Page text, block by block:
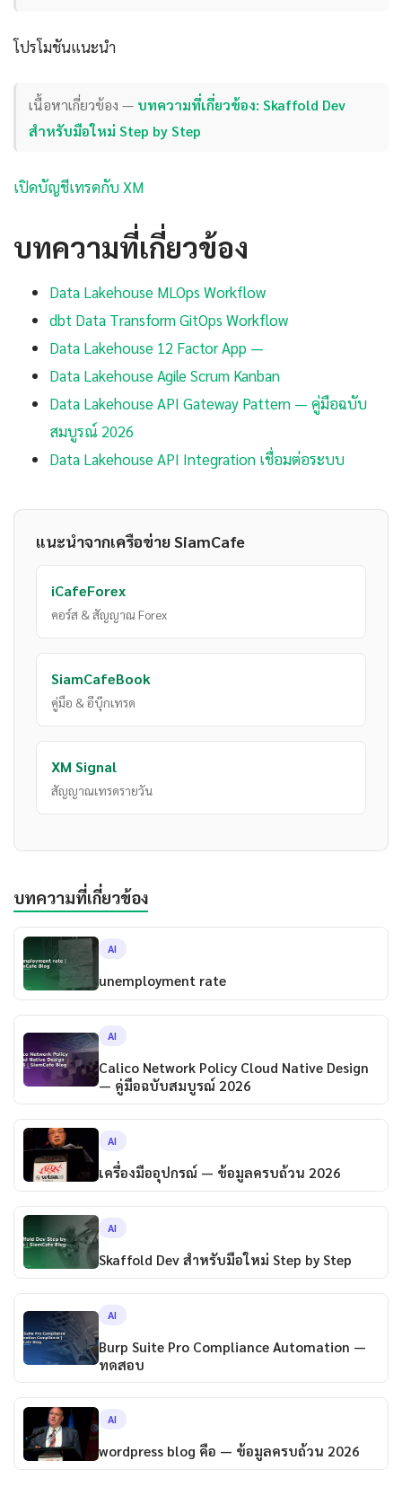
โปรโมชันแนะนำ
เนื้อหาเกี่ยวข้อง — บทความที่เกี่ยวข้อง: Skaffold Dev
สำหรับมือใหม่ Step by Step
เปิดบัญชีเทรดกับ XM
บทความที่เกี่ยวข้อง
Data Lakehouse MLOps Workflow
dbt Data Transform GitOps Workflow
Data Lakehouse 12 Factor App —
Data Lakehouse Agile Scrum Kanban
Data Lakehouse API Gateway Pattern — คู่มือฉบับ
สมบูรณ์ 2026
Data Lakehouse API Integration เชื่อมต่อระบบ
แนะนำจากเครือข่าย SiamCafe
iCafeForex
คอร์ส & สัญญาณ Forex
SiamCafeBook
คู่มือ & อีบุ๊กเทรด
XM Signal
สัญญาณเทรดรายวัน
บทความที่เกี่ยวข้อง
AI
unemployment rate
AI
Calico Network Policy Cloud Native Design
— คู่มือฉบับสมบูรณ์ 2026
AI
เครื่องมืออุปกรณ์ — ข้อมูลครบถ้วน 2026
AI
Skaffold Dev สำหรับมือใหม่ Step by Step
AI
Burp Suite Pro Compliance Automation —
ทดสอบ
AI
wordpress blog คือ — ข้อมูลครบถ้วน 2026